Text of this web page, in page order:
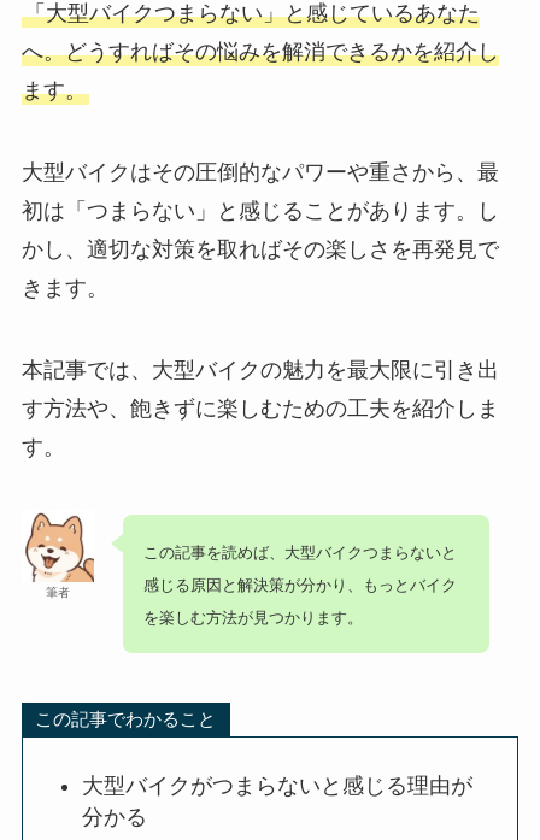
「大型バイクつまらない」と感じているあなた
へ。どうすればその悩みを解消できるかを紹介し
ます。
大型バイクはその圧倒的なパワーや重さから、最
初は「つまらない」と感じることがあります。し
かし、適切な対策を取ればその楽しさを再発見で
きます。
本記事では、大型バイクの魅力を最大限に引き出
す方法や、飽きずに楽しむための工夫を紹介しま
す。
筆者
この記事を読めば、大型バイクつまらないと
感じる原因と解決策が分かり、もっとバイク
を楽しむ方法が見つかります。
この記事でわかること
大型バイクがつまらないと感じる理由が
分かる